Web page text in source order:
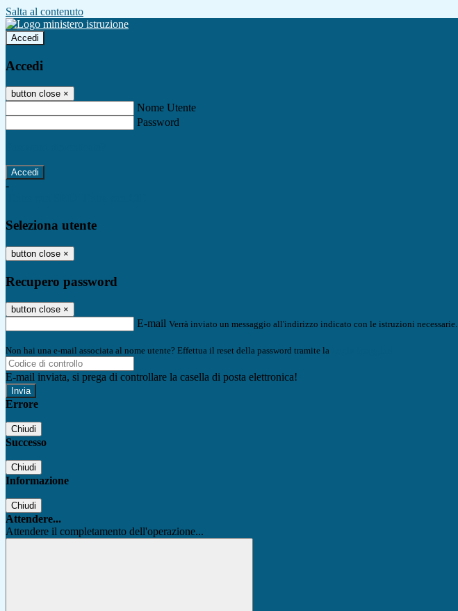
Salta al contenuto
Accedi
Accedi
button close ×
Nome Utente
Password
-
Seleziona utente
button close ×
Recupero password
button close ×
E-mail Verrà inviato un messaggio all'indirizzo indicato con le istruzioni necessarie.
Non hai una e-mail associata al nome utente? Effettua il reset della password tramite la
E-mail inviata, si prega di controllare la casella di posta elettronica!
Errore
Chiudi
Successo
Chiudi
Informazione
Chiudi
Attendere...
Attendere il completamento dell'operazione...